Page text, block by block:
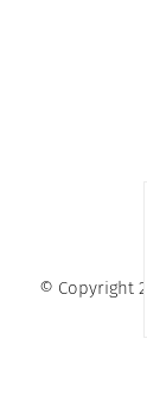
© Copyright